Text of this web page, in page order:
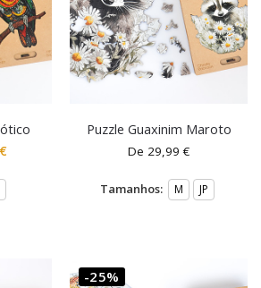
€
Puzzle Guaxinim Maroto
De 29,99€
Tamanhos: M JP
-25%